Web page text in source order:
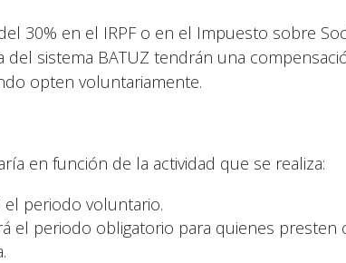
30% en el IRPF o en el Impuesto sobre
sistema BATUZ tendrán una
opten voluntariamente.
en función de la actividad que se realiza:
el periodo voluntario.
el periodo obligatorio para quienes presten